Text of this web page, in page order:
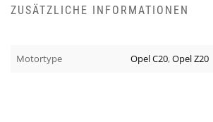
ZUSÄTZLICHE INFORMATIONEN
Motortype Opel C20,Opel Z20